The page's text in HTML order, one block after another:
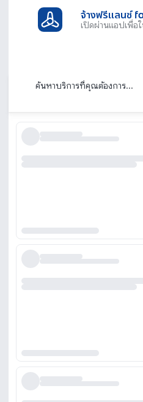
จ้างฟรีแลนซ์
เปิดผ่านแอปเพื่อ
เรียงตาม